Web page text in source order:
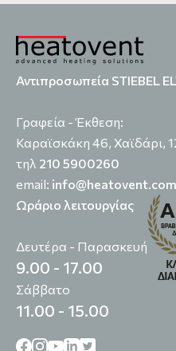
Αντιπροσωπεία STIEBEL
Γραφεία - Έκθεση:
Καραϊσκάκη 46, Χαϊδάρι,
τηλ 210 5900260
email: info@heatovent.com
Ωράριο λειτουργίας
Δευτέρα - Παρασκευή
9.00 - 17.00
Σάββατο
11.00 - 15.00